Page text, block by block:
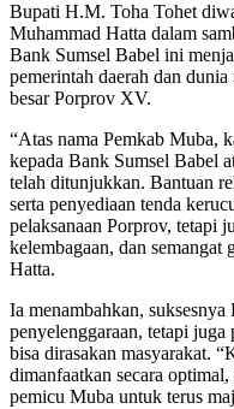
Bupati H.M. Toha Tohet
Muhammad Hatta dalam
Bank Sumsel Babel ini
pemerintah daerah dan
besar Porprov XV.
“Atas nama Pemkab Muba,
kepada Bank Sumsel Babel
telah ditunjukkan. Bantuan
serta penyediaan tenda
pelaksanaan Porprov, tetapi
kelembagaan, dan
Hatta.
Ia menambahkan,
penyelenggaraan, tetapi
bisa dirasakan masyarakat.
dimanfaatkan secara
pemicu Muba untuk terus